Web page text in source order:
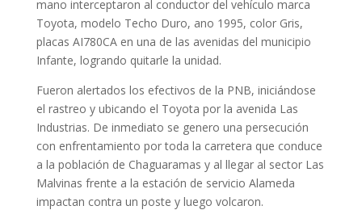
mano interceptaron al conductor del vehículo marca
Toyota, modelo Techo Duro, ano 1995, color Gris,
placas AI780CA en una de las avenidas del municipio
Infante, logrando quitarle la unidad.
Fueron alertados los efectivos de la PNB, iniciándose
el rastreo y ubicando el Toyota por la avenida Las
Industrias. De inmediato se genero una persecución
con enfrentamiento por toda la carretera que conduce
a la población de Chaguaramas y al llegar al sector Las
Malvinas frente a la estación de servicio Alameda
impactan contra un poste y luego volcaron.